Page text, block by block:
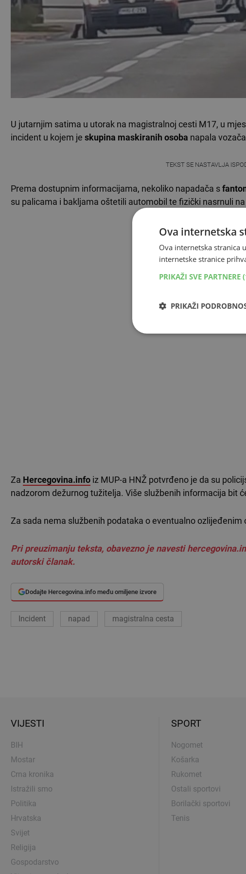
U jutarnjim satima u utorak na magistralnoj cesti M17, u
incident u kojem je skupina maskiranih osoba napala
TEKST SE NASTAVLJA
Prema dostupnim informacijama, nekoliko napadača s
su palicama i bakljama oštetili automobil te fizički nasrnuli
Za Hercegovina.info iz MUP-a HNŽ potvrđeno je da su
nadzorom dežurnog tužitelja. Više službenih informacija bit
Za sada nema službenih podataka o eventualno
Pri preuzimanju teksta, obavezno je navesti
autorski članak.
Dodajte Hercegovina.info među omiljene izvore
Incident napad magistralna cesta
VIJESTI
BIH
Mostar
Crna kronika
Istražili smo
Politika
Hrvatska
Svijet
Religija
Gospodarstvo
SPORT
Nogomet
Košarka
Rukomet
Ostali sportovi
Borilački sportovi
Tenis
Ova internetska
Ova internetska stranica
internetske stranice
PRIKAŽI SVE PARTNERE
PRIKAŽI